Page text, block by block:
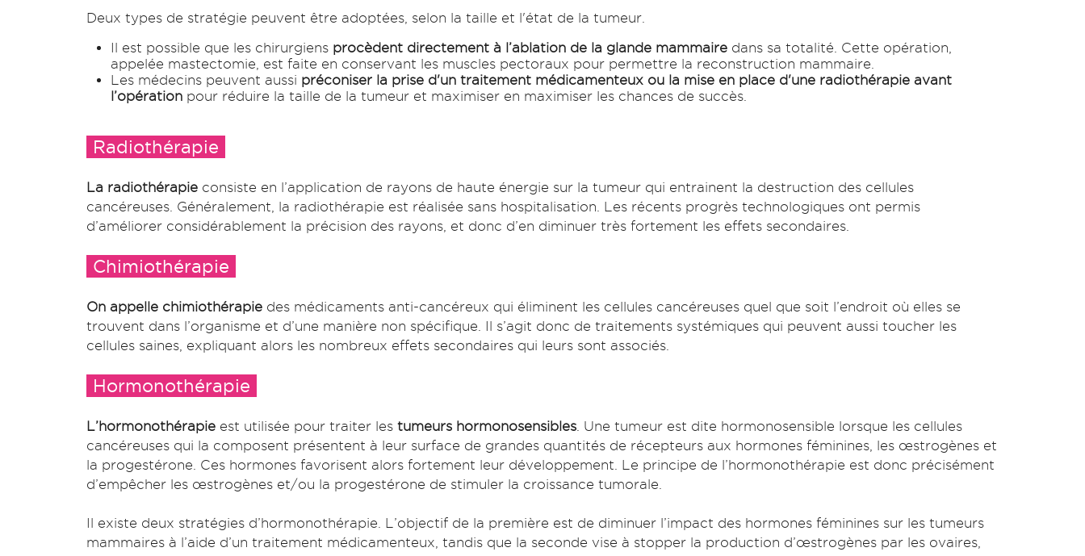
Deux types de stratégie peuvent être adoptées, selon la taille et l'état de la tumeur.
Il est possible que les chirurgiens procèdent directement à l’ablation de la glande mammaire dans sa totalité. Cette opération,
appelée mastectomie, est faite en conservant les muscles pectoraux pour permettre la reconstruction mammaire.
Les médecins peuvent aussi préconiser la prise d'un traitement médicamenteux ou la mise en place d'une radiothérapie avant
l’opération pour réduire la taille de la tumeur et maximiser en maximiser les chances de succès.
Radiothérapie
La radiothérapie consiste en l’application de rayons de haute énergie sur la tumeur qui entrainent la destruction des cellules
cancéreuses. Généralement, la radiothérapie est réalisée sans hospitalisation. Les récents progrès technologiques ont permis
d’améliorer considérablement la précision des rayons, et donc d’en diminuer très fortement les effets secondaires.
Chimiothérapie
On appelle chimiothérapie des médicaments anti-cancéreux qui éliminent les cellules cancéreuses quel que soit l’endroit où elles se
trouvent dans l’organisme et d’une manière non spécifique. Il s’agit donc de traitements systémiques qui peuvent aussi toucher les
cellules saines, expliquant alors les nombreux effets secondaires qui leurs sont associés.
Hormonothérapie
L’hormonothérapie est utilisée pour traiter les tumeurs hormonosensibles . Une tumeur est dite hormonosensible lorsque les cellules
cancéreuses qui la composent présentent à leur surface de grandes quantités de récepteurs aux hormones féminines, les œstrogènes et
la progestérone. Ces hormones favorisent alors fortement leur développement. Le principe de l’hormonothérapie est donc précisément
d’empêcher les œstrogènes et/ou la progestérone de stimuler la croissance tumorale.
Il existe deux stratégies d’hormonothérapie. L’objectif de la première est de diminuer l’impact des hormones féminines sur les tumeurs
mammaires à l’aide d’un traitement médicamenteux, tandis que la seconde vise à stopper la production d’œstrogènes par les ovaires,